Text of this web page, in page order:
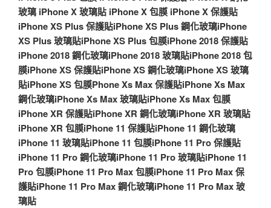
玻璃 iPhone X 玻璃貼 iPhone X 包膜 iPhone X 保護貼
iPhone XS Plus 保護貼iPhone XS Plus 鋼化玻璃iPhone
XS Plus 玻璃貼iPhone XS Plus 包膜iPhone 2018 保護貼
iPhone 2018 鋼化玻璃iPhone 2018 玻璃貼iPhone 2018 包
膜iPhone XS 保護貼iPhone XS 鋼化玻璃iPhone XS 玻璃
貼iPhone XS 包膜Phone Xs Max 保護貼iPhone Xs Max
鋼化玻璃iPhone Xs Max 玻璃貼iPhone Xs Max 包膜
iPhone XR 保護貼iPhone XR 鋼化玻璃iPhone XR 玻璃貼
iPhone XR 包膜iPhone 11 保護貼iPhone 11 鋼化玻璃
iPhone 11 玻璃貼iPhone 11 包膜iPhone 11 Pro 保護貼
iPhone 11 Pro 鋼化玻璃iPhone 11 Pro 玻璃貼iPhone 11
Pro 包膜iPhone 11 Pro Max 包膜iPhone 11 Pro Max 保
護貼iPhone 11 Pro Max 鋼化玻璃iPhone 11 Pro Max 玻
璃貼